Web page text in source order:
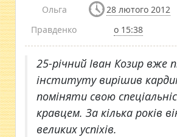
Ольга
Правденко
28 лютого 2012
о 15:38
25-річний Іван Козир вже
інституту вирішив
поміняти свою
кравцем. За кілька років
великих успіхів.